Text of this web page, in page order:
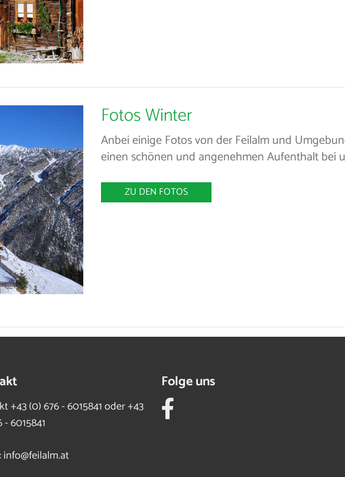
Fotos Winter
Anbei einige Fotos von der Feilalm und
einen schönen und angenehmen Aufenthalt bei
ZU DEN FOTOS
+43 (0) 676 - 6015841 oder +43
- 6015841
info@feilalm.at
Folge uns